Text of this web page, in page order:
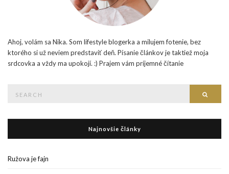
Ahoj, volám sa Nika. Som lifestyle blogerka a milujem fotenie, bez
ktorého si už neviem predstaviť deň. Písanie článkov je taktiež moja
srdcovka a vždy ma upokojí. :) Prajem vám príjemné čítanie
Najnovšie články
Ružova je fajn